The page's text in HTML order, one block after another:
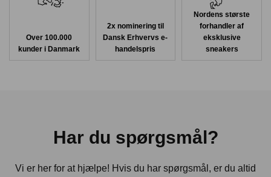
Over 100.000
kunder i Danmark
2x nominering til
Dansk Erhvervs e-
handelspris
Nordens største
forhandler af
eksklusive
sneakers
Har du spørgsmål?
Vi er her for at hjælpe! Hvis du har spørgsmål, er du altid